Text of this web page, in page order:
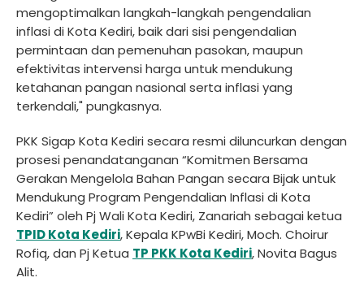
mengoptimalkan langkah-langkah pengendalian
inflasi di Kota Kediri, baik dari sisi pengendalian
permintaan dan pemenuhan pasokan, maupun
efektivitas intervensi harga untuk mendukung
ketahanan pangan nasional serta inflasi yang
terkendali," pungkasnya.
PKK Sigap Kota Kediri secara resmi diluncurkan dengan
prosesi penandatanganan “Komitmen Bersama
Gerakan Mengelola Bahan Pangan secara Bijak untuk
Mendukung Program Pengendalian Inflasi di Kota
Kediri” oleh Pj Wali Kota Kediri, Zanariah sebagai ketua
TPID Kota Kediri, Kepala KPwBi Kediri, Moch. Choirur
Rofiq, dan Pj Ketua TP PKK Kota Kediri, Novita Bagus
Alit.